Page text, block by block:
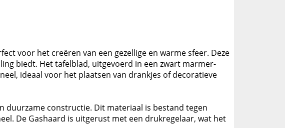
voor het creëren van een gezellige en warme sfeer. Deze
biedt. Het tafelblad, uitgevoerd in een zwart marmer-
ideaal voor het plaatsen van drankjes of decoratieve
duurzame constructie. Dit materiaal is bestand tegen
De Gashaard is uitgerust met een drukregelaar, wat het